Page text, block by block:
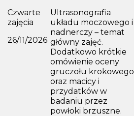
Czwarte
zajęcia
26/11/2026
Ultrasonografia
układu moczowego i
nadnerczy – temat
główny zajęć.
Dodatkowo krótkie
omówienie oceny
gruczołu krokowego
oraz macicy i
przydatków w
badaniu przez
powłoki brzuszne.